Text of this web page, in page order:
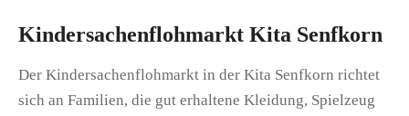
Kindersachenflohmarkt Kita Senfkorn
Der Kindersachenflohmarkt in der Kita Senfkorn richtet
sich an Familien, die gut erhaltene Kleidung, Spielzeug